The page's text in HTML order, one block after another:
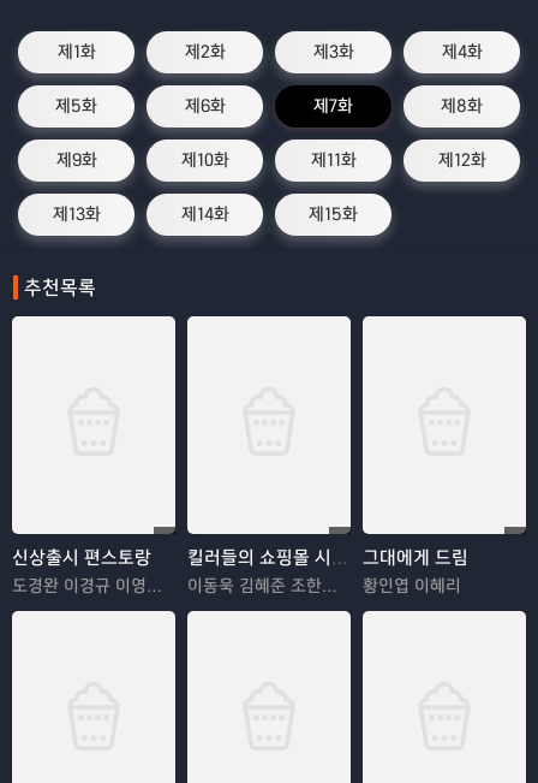
제1화 제2화 제3화 제4화
제5화 제6화 제7화 제8화
제9화 제10화 제11화 제12화
제13화 제14화 제15화
추천목록
신상출시 편스토랑
도경완 이경규 이영자 정혜영
킬러들의 쇼핑몰 시즌2
이동욱 김혜준 조한선 김해나
그대에게 드림
황인엽 이혜리